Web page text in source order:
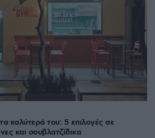
καλύτερά του: 5 επιλογές σε
και σουβλατζίδικα